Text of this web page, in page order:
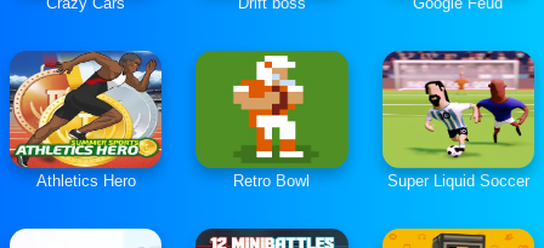
Athletics Hero Retro Bowl Super Liquid Soccer